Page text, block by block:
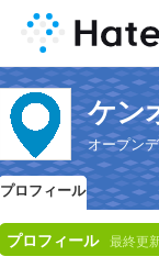
ケン
オープン
プロフィール
プロフィール 最終更